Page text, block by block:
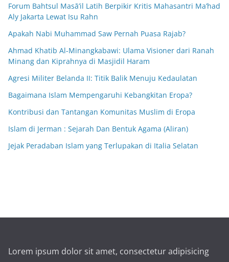
Forum Bahtsul Masā’il Latih Berpikir Kritis Mahasantri Ma’had
Aly Jakarta Lewat Isu Rahn
Apakah Nabi Muhammad Saw Pernah Puasa Rajab?
Ahmad Khatib Al-Minangkabawi: Ulama Visioner dari Ranah
Minang dan Kiprahnya di Masjidil Haram
Agresi Militer Belanda II: Titik Balik Menuju Kedaulatan
Bagaimana Islam Mempengaruhi Kebangkitan Eropa?
Kontribusi dan Tantangan Komunitas Muslim di Eropa
Islam di Jerman : Sejarah Dan Bentuk Agama (Aliran)
Jejak Peradaban Islam yang Terlupakan di Italia Selatan
Lorem ipsum dolor sit amet, consectetur adipisicing